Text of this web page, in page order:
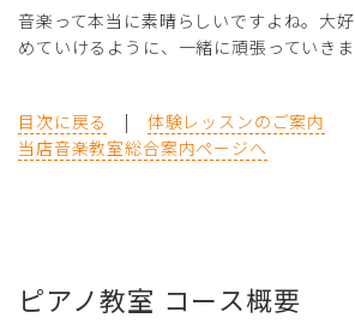
音楽って本当に素晴らしいですよね。大
めていけるように、一緒に頑張っていきま
目次に戻る | 体験レッスンのご案内
当店音楽教室総合案内ページへ
ピアノ教室 コース概要